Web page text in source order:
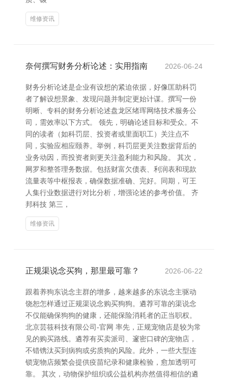
维修资讯
奈何撰写财务分析论述：实用指南 2026-06-24
财务分析论述是企业有设想的紧迫依据，好像匡助科罚
者了解设想景象、发现问题并制定更始计谋。撰写一份
明晰、专科的财务分析论述盘龙区绪珲网络技术服务公
司，需效率以下方式。 领先，明确论述目标和受众。不
同的读者（如科罚层、投资者或里面职工）关注点不
同，实验应相应颐养。举例，科罚层更关注数据背后的
业务动因，而投资者则更关注盈利能力和风险。 其次，
网罗和整答理务数据。包括财富欠债表、利润表和现款
流量表等中枢报表，确保数据准确、完好。同期，可王
人集行业数据进行对比分析，增强论述的参考价值。 齐
邦科技 第三，
维修资讯
正规渠说念买狗，那里最可靠？ 2026-06-22
跟着养狗东说念主群的增多，越来越多的东说念主驱动
饶恕怎样通过正规渠说念购买狗狗。遴荐可靠的渠说念
不仅能确保狗狗的健康，还能保险消耗者的正当职权。
北京芸筱科技有限公司-官网 率先，正规宠物店是较为常
见的购买路线。遴荐有买卖派司、邃密口碑的宠物店，
不错镌汰买到病狗或劣质狗的风险。此外，一些大型连
锁宠物店频繁会提供疫苗纪录和健康检验，愈加透明可
靠。 其次，动物保护组织或公益机构亦然值得相信的遴